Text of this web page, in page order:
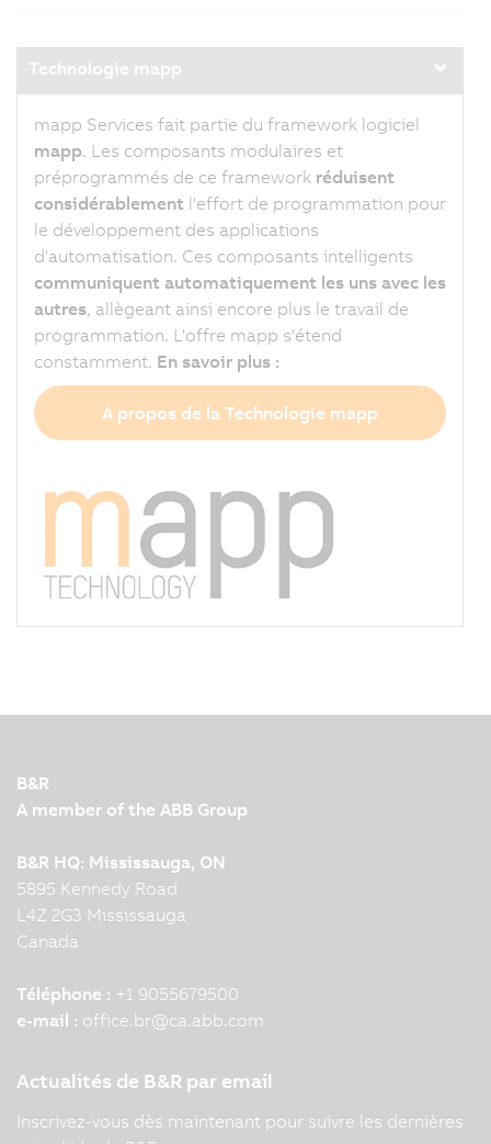
Technologie mapp
mapp Services fait partie du framework logiciel
mapp. Les composants modulaires et
préprogrammés de ce framework réduisent
considérablement l'effort de programmation pour
le développement des applications
d'automatisation. Ces composants intelligents
communiquent automatiquement les uns avec les
autres, allègeant ainsi encore plus le travail de
programmation. L'offre mapp s'étend
constamment. En savoir plus :
A propos de la Technologie mapp
B&R
A member of the ABB Group
B&R HQ: Mississauga, ON
5895 Kennedy Road
L4Z 2G3 Mississauga
Canada
Téléphone : +1 9055679500
e-mail : office.br@ca.abb.com
Actualités de B&R par email
Inscrivez-vous dès maintenant pour suivre les dernières